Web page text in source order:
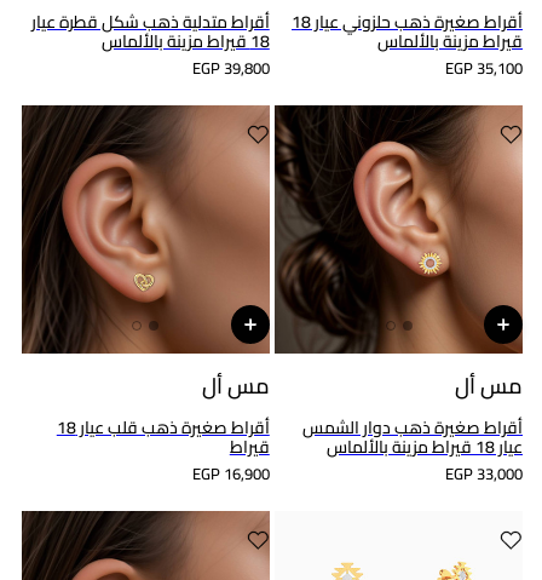
أقراط صغيرة ذهب حلزوني عيار 18
قيراط مزينة بالألماس
EGP 35,100
أقراط متدلية ذهب شكل قطرة عيار
18 قيراط مزينة بالألماس
EGP 39,800
مس أل
أقراط صغيرة ذهب دوار الشمس
عيار 18 قيراط مزينة بالألماس
EGP 33,000
مس أل
أقراط صغيرة ذهب قلب عيار 18
قيراط
EGP 16,900